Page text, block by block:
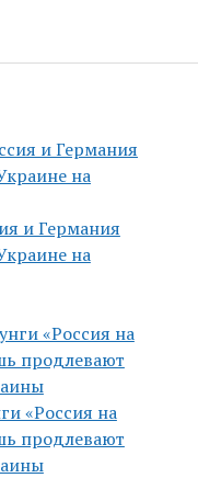
и Германия
на
«Россия на
продлевают